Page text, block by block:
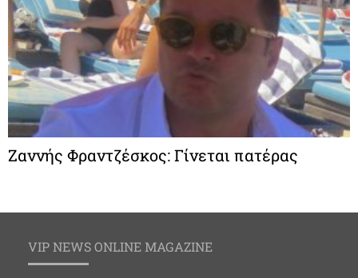
Ζαννής Φραντζέσκος: Γίνεται πατέρας
VIP NEWS ONLINE MAGAZINE